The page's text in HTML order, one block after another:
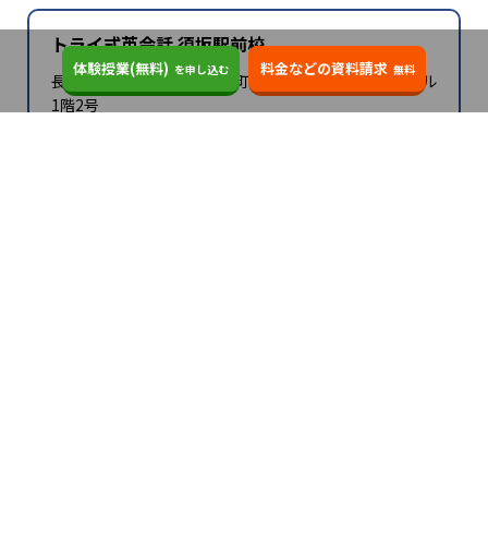
トライ式英会話 須坂駅前校
長野県須坂市大字須坂北横町1288-2長野電鉄須坂駅ビル
1階2号
体験授業(無料) を申し込む 料金などの資料請求 無料